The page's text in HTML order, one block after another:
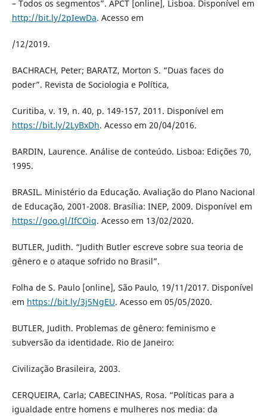
– Todos os segmentos”. APCT [online], Lisboa. Disponível em
http://bit.ly/2pIewDa. Acesso em
/12/2019.
BACHRACH, Peter; BARATZ, Morton S. “Duas faces do
poder”. Revista de Sociologia e Política,
Curitiba, v. 19, n. 40, p. 149-157, 2011. Disponível em
https://bit.ly/2LyBxDh. Acesso em 20/04/2016.
BARDIN, Laurence. Análise de conteúdo. Lisboa: Edições 70,
1995.
BRASIL. Ministério da Educação. Avaliação do Plano Nacional
de Educação, 2001-2008. Brasília: INEP, 2009. Disponível em
https://goo.gl/IfCOiq. Acesso em 13/02/2020.
BUTLER, Judith. “Judith Butler escreve sobre sua teoria de
gênero e o ataque sofrido no Brasil”.
Folha de S. Paulo [online], São Paulo, 19/11/2017. Disponível
em https://bit.ly/3j5NgEU. Acesso em 05/05/2020.
BUTLER, Judith. Problemas de gênero: feminismo e
subversão da identidade. Rio de Janeiro:
Civilização Brasileira, 2003.
CERQUEIRA, Carla; CABECINHAS, Rosa. “Políticas para a
igualdade entre homens e mulheres nos media: da